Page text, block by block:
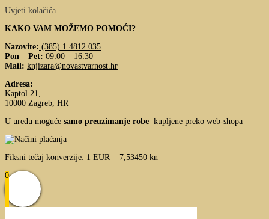
Uvjeti kolačića
KAKO VAM MOŽEMO POMOĆI?
Nazovite: (385) 1 4812 035
Pon – Pet: 09:00 – 16:30
Mail: knjizara@novastvarnost.hr
Adresa:
Kaptol 21,
10000 Zagreb, HR
U uredu moguće samo preuzimanje robe kupljene preko web-shopa
Fiksni tečaj konverzije: 1 EUR = 7,53450 kn
0